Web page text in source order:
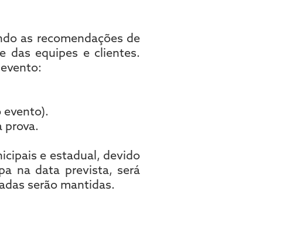
as recomendações de
das equipes e clientes.
evento).
prova.
e estadual, devido
na data prevista, será
serão mantidas.